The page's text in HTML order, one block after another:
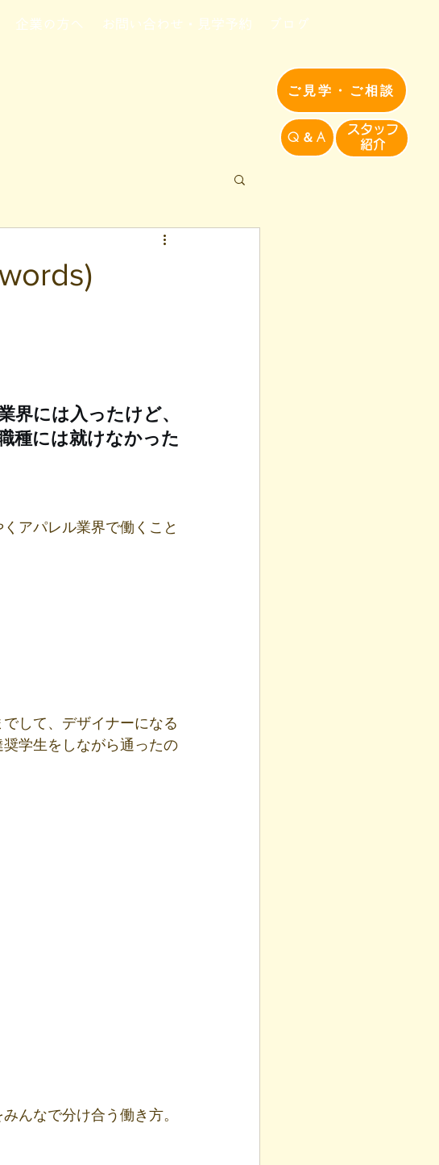
ご見学・ご相談
Q＆A
​スタッフ
紹介​
企業の方へ お問い合わせ・見学予約 ブログ
界には入ったけど、
種には就けなかった
アパレル業界で働くこと
して、デザイナーになる
学生をしながら通ったの
んなで分け合う働き方。